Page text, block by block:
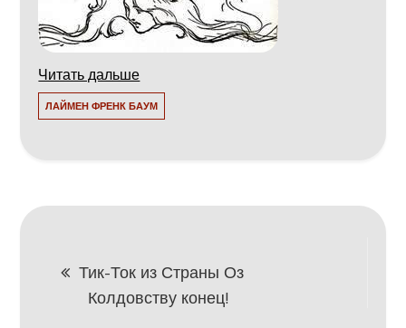
Читать дальше
ЛАЙМЕН ФРЕНК БАУМ
Навигация
Тик-Ток из Страны Оз
Колдовству конец!